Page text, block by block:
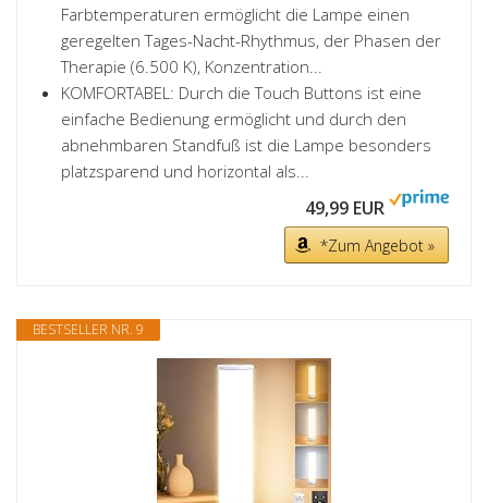
Farbtemperaturen ermöglicht die Lampe einen
geregelten Tages-Nacht-Rhythmus, der Phasen der
Therapie (6.500 K), Konzentration...
KOMFORTABEL: Durch die Touch Buttons ist eine
einfache Bedienung ermöglicht und durch den
abnehmbaren Standfuß ist die Lampe besonders
platzsparend und horizontal als...
49,99 EUR
*Zum Angebot »
BESTSELLER NR. 9